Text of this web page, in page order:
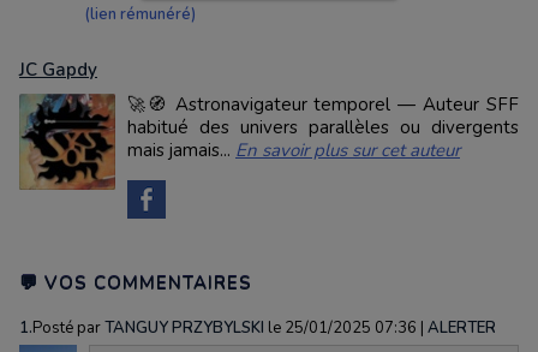
(lien rémunéré)
JC Gapdy
🚀🧭 Astronavigateur temporel — Auteur SFF
habitué des univers parallèles ou divergents
mais jamais... En savoir plus sur cet auteur
💬 VOS COMMENTAIRES
1.Posté parTANGUY PRZYBYLSKI le 25/01/2025 07:36 | ALERTER